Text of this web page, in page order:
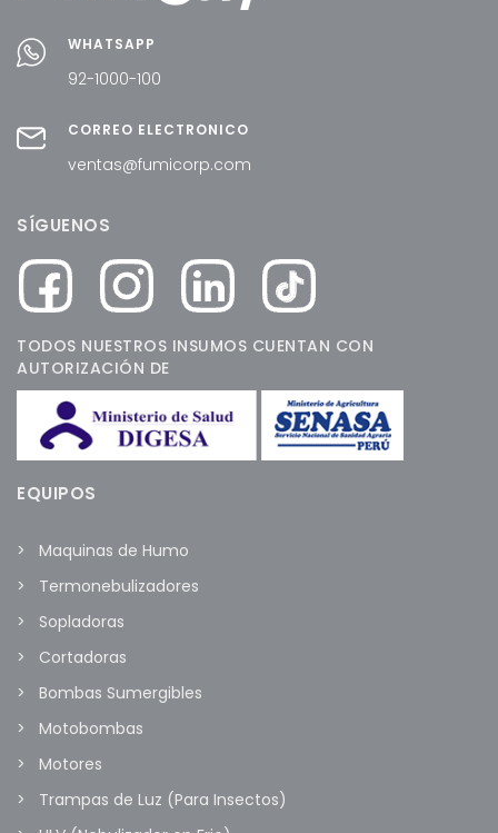
WHATSAPP
92-1000-100
CORREO ELECTRÓNICO
ventas@fumicorp.com
SÍGUENOS
TODOS NUESTROS INSUMOS CUENTAN CON
AUTORIZACIÓN DE
EQUIPOS
Maquinas de Humo
Termonebulizadores
Sopladoras
Cortadoras
Bombas Sumergibles
Motobombas
Motores
Trampas de Luz (Para Insectos)